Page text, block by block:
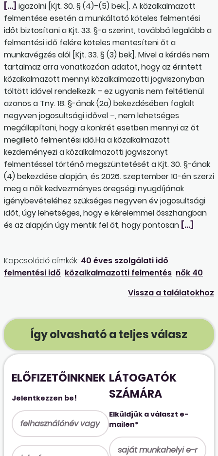
[…] igazolni [Kjt. 30. § (4)–(5) bek.]. A közalkalmazott
felmentése esetén a munkáltató köteles felmentési
időt biztosítani a Kjt. 33. §-a szerint, továbbá legalább a
felmentési idő felére köteles mentesíteni őt a
munkavégzés alól [Kjt. 33. § (3) bek]. Mivel a kérdés nem
tartalmaz arra vonatkozóan adatot, hogy az érintett
közalkalmazott mennyi közalkalmazotti jogviszonyban
töltött idővel rendelkezik – ez ugyanis nem feltétlenül
azonos a Tny. 18. §-ának (2a) bekezdésében foglalt
negyven jogosultsági idővel –, nem lehetséges
megállapítani, hogy a konkrét esetben mennyi az őt
megillető felmentési idő.Ha a közalkalmazott
kezdeményezi a közalkalmazotti jogviszonyt
felmentéssel történő megszüntetését a Kjt. 30. §-ának
(4) bekezdése alapján, és 2026. szeptember 10-én szerzi
meg a nők kedvezményes öregségi nyugdíjának
igénybevételéhez szükséges negyven év jogosultsági
időt, úgy lehetséges, hogy e kérelemmel összhangban
és az alapján úgy mentik fel őt, hogy pontosan […]
Kapcsolódó címkék: 40 éves szolgálati idő
felmentési idő közalkalmazotti felmentés nők 40
Vissza a találatokhoz
Így olvasható a teljes válasz
ELŐFIZETŐINKNEK
Jelentkezzen be!
LÁTOGATÓK
SZÁMÁRA
Elküldjük a választ e-
mailen*